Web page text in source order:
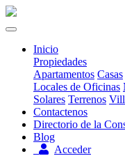
Inicio
Propiedades
Apartamentos Casas
Locales de Oficinas
Solares Terrenos
Contactenos
Directorio de la
Blog
Acceder